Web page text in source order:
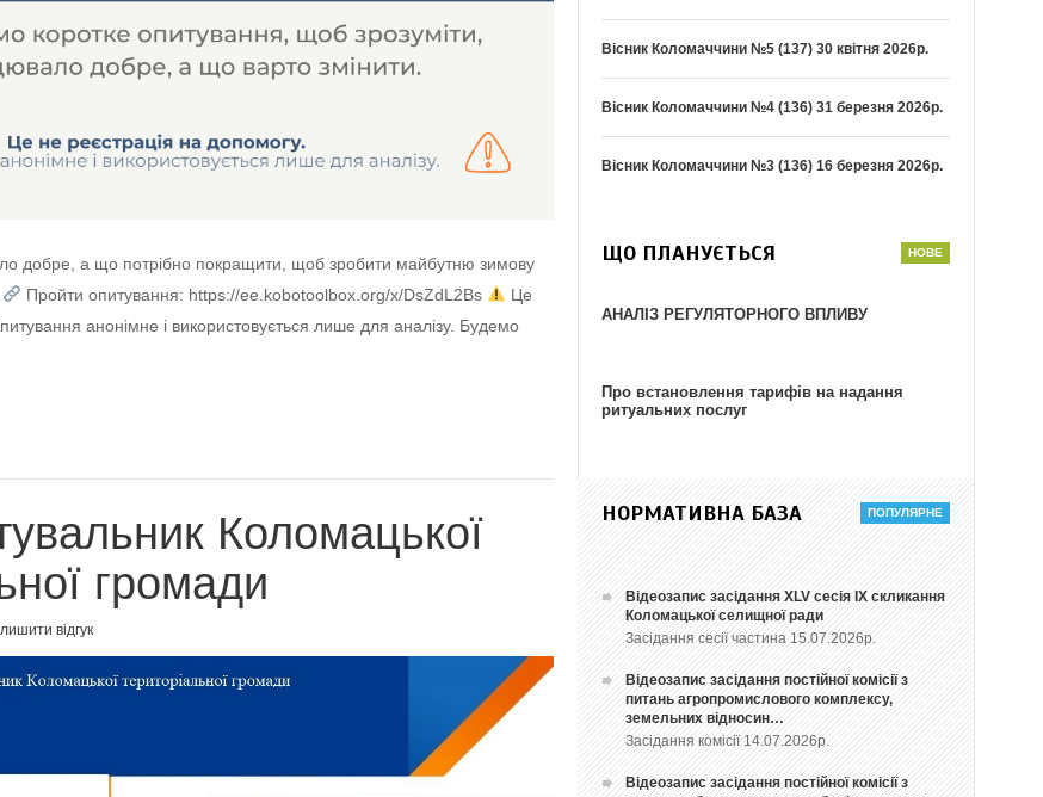
добре, а що потрібно покращити, щоб зробити майбутню зимову
Пройти опитування: https://ee.kobotoolbox.org/x/DsZdL2Bs
Це
анонімне і використовується лише для аналізу. Будемо
Коломацької
громади
відгук
Вісник Коломаччини №5 (137) 30 квітня 2026р.
Вісник Коломаччини №4 (136) 31 березня 2026р.
Вісник Коломаччини №3 (136) 16 березня 2026р.
ЩО ПЛАНУЄТЬСЯ
АНАЛІЗ РЕГУЛЯТОРНОГО ВПЛИВУ
Про встановлення тарифів на надання
ритуальних послуг
НОРМАТИВНА БАЗА
Відеозапис засідання ХLV сесія ІХ скликання
Коломацької селищної ради
Засідання сесії частина 15.07.2026р.
Відеозапис засідання постійної комісії з
питань агропромислового комплексу,
земельних відносин…
Засідання комісії 14.07.2026р.
Відеозапис засідання постійної комісії з